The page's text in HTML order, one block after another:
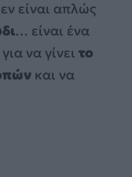
είναι απλώς
… είναι ένα
να γίνει το
και να